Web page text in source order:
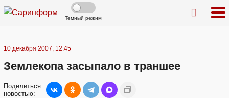
Темный режим
10 декабря 2007, 12:45
Землекопа засыпало в траншее
Поделиться
новостью: